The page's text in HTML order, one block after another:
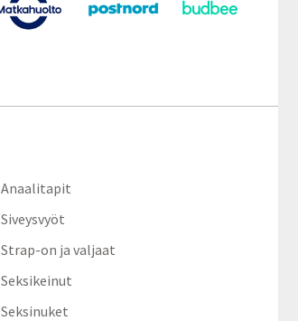
Anaalitapit
Siveysvyöt
Strap-on ja valjaat
Seksikeinut
Seksinuket